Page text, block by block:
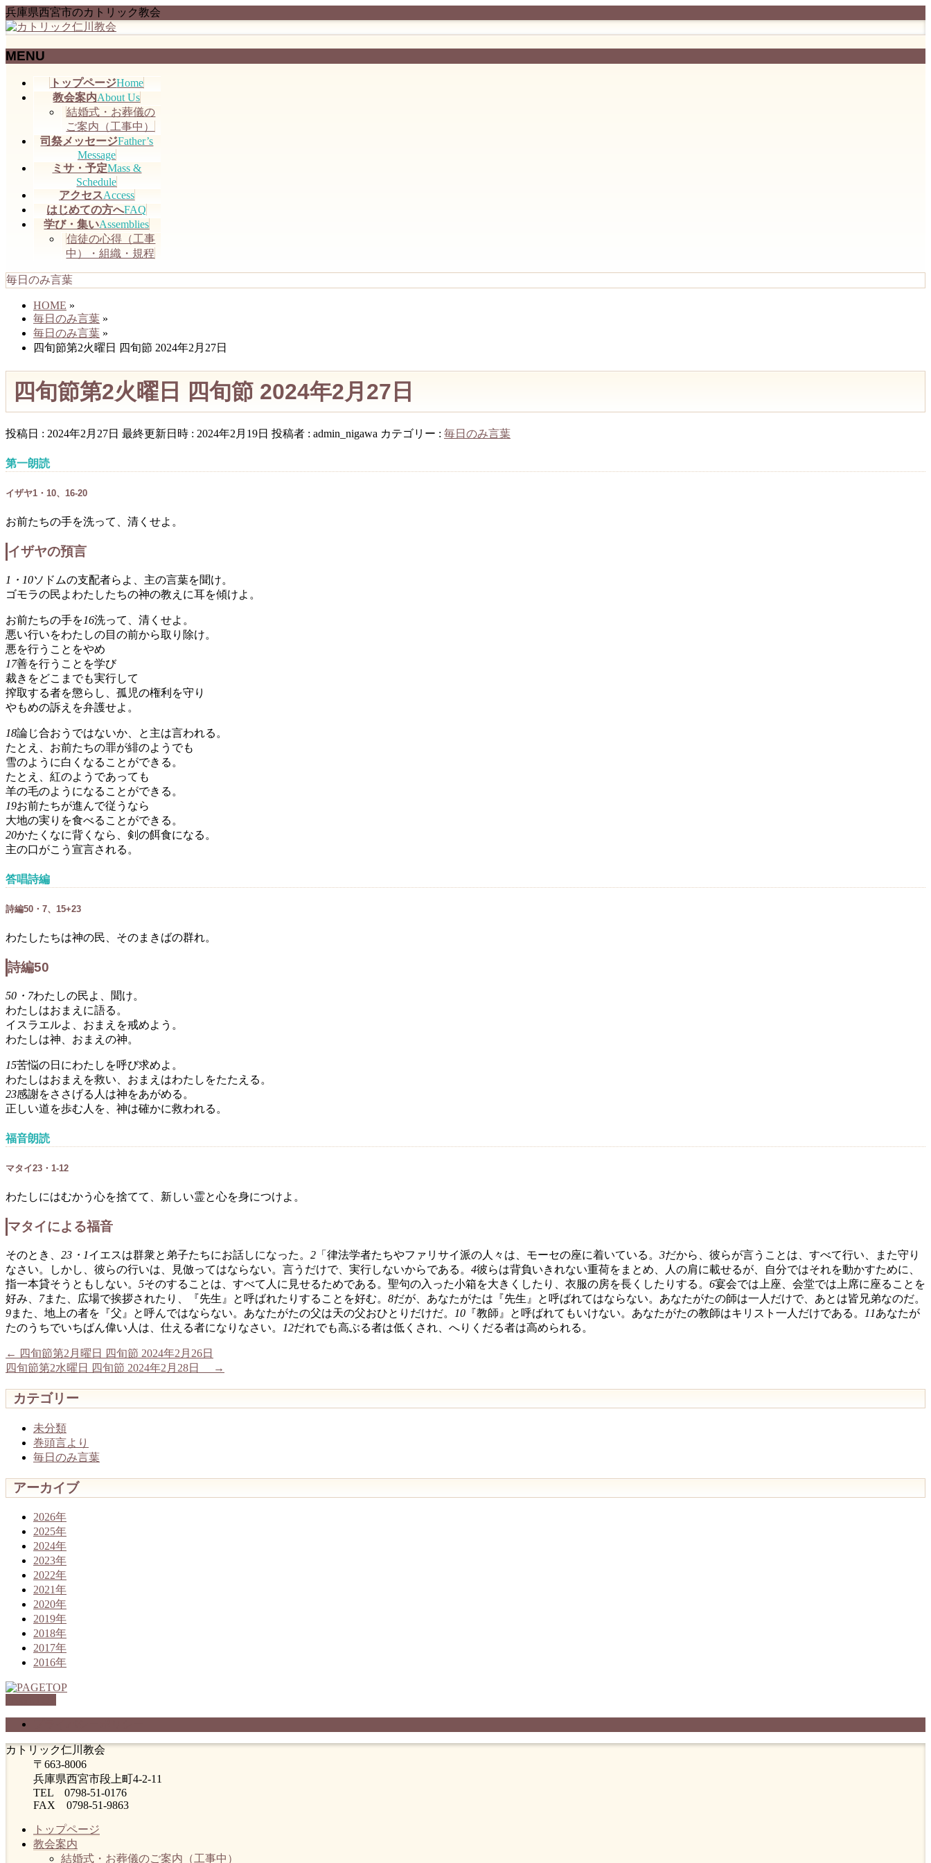
兵庫県西宮市のカトリック教会
MENU
トップページHome
教会案内About Us
結婚式・お葬儀の
ご案内（工事中）
司祭メッセージFather’s
Message
ミサ・予定Mass &
Schedule
アクセスAccess
はじめての方へFAQ
学び・集いAssemblies
信徒の心得（工事
中）・組織・規程
毎日のみ言葉
HOME »
毎日のみ言葉 »
毎日のみ言葉 »
四旬節第2火曜日 四旬節 2024年2月27日
四旬節第2火曜日 四旬節 2024年2月27日
投稿日 : 2024年2月27日 最終更新日時 : 2024年2月19日 投稿者 : admin_nigawa カテゴリー : 毎日のみ言葉
第一朗読
イザヤ1・10、16-20
お前たちの手を洗って、清くせよ。
イザヤの預言
1・10ソドムの支配者らよ、主の言葉を聞け。
ゴモラの民よわたしたちの神の教えに耳を傾けよ。
お前たちの手を16洗って、清くせよ。
悪い行いをわたしの目の前から取り除け。
悪を行うことをやめ
17善を行うことを学び
裁きをどこまでも実行して
搾取する者を懲らし、孤児の権利を守り
やもめの訴えを弁護せよ。
18論じ合おうではないか、と主は言われる。
たとえ、お前たちの罪が緋のようでも
雪のように白くなることができる。
たとえ、紅のようであっても
羊の毛のようになることができる。
19お前たちが進んで従うなら
大地の実りを食べることができる。
20かたくなに背くなら、剣の餌食になる。
主の口がこう宣言される。
答唱詩編
詩編50・7、15+23
わたしたちは神の民、そのまきばの群れ。
詩編50
50・7わたしの民よ、聞け。
わたしはおまえに語る。
イスラエルよ、おまえを戒めよう。
わたしは神、おまえの神。
15苦悩の日にわたしを呼び求めよ。
わたしはおまえを救い、おまえはわたしをたたえる。
23感謝をささげる人は神をあがめる。
正しい道を歩む人を、神は確かに救われる。
福音朗読
マタイ23・1-12
わたしにはむかう心を捨てて、新しい霊と心を身につけよ。
マタイによる福音
そのとき、 23・1イエスは群衆と弟子たちにお話しになった。 2 「律法学者たちやファリサイ派の人々は、モーセの座に着いている。 3だから、彼らが言うことは、すべて行い、また守り
なさい。しかし、彼らの行いは、見倣ってはならない。言うだけで、実行しないからである。 4彼らは背負いきれない重荷をまとめ、人の肩に載せるが、自分ではそれを動かすために、
指一本貸そうともしない。 5そのすることは、すべて人に見せるためである。聖句の入った小箱を大きくしたり、衣服の房を長くしたりする。 6宴会では上座、会堂では上席に座ることを
好み、 7また、広場で挨拶されたり、『先生』と呼ばれたりすることを好む。 8だが、あなたがたは『先生』と呼ばれてはならない。あなたがたの師は一人だけで、あとは皆兄弟なのだ。
9また、地上の者を『父』と呼んではならない。あなたがたの父は天の父おひとりだけだ。 10 『教師』と呼ばれてもいけない。あなたがたの教師はキリスト一人だけである。 11あなたが
たのうちでいちばん偉い人は、仕える者になりなさい。 12だれでも高ぶる者は低くされ、へりくだる者は高められる。
← 四旬節第2月曜日 四旬節 2024年2月26日
四旬節第2水曜日 四旬節 2024年2月28日
→
カテゴリー
未分類
巻頭言より
毎日のみ言葉
アーカイブ
2026年
2025年
2024年
2023年
2022年
2021年
2020年
2019年
2018年
2017年
2016年
カトリック仁川教会
〒663-8006
兵庫県西宮市段上町4-2-11
TEL 0798-51-0176
FAX 0798-51-9863
トップページ
教会案内
結婚式・お葬儀のご案内（工事中）